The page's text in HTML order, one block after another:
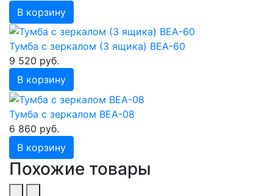
В корзину
Тумба с зеркалом (3 ящика) ВЕА-60
9 520 руб.
В корзину
Тумба с зеркалом ВЕА-08
6 860 руб.
В корзину
Похожие товары